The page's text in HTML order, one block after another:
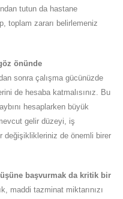
tutun da hastane
toplam zararı belirlemeniz
önünde
sonra çalışma gücünüzde
de hesaba katmalısınız. Bu
hesaplarken büyük
gelir düzeyi, iş
değişiklikleriniz de önemli birer
başvurmak da kritik bir
maddi tazminat miktarınızı